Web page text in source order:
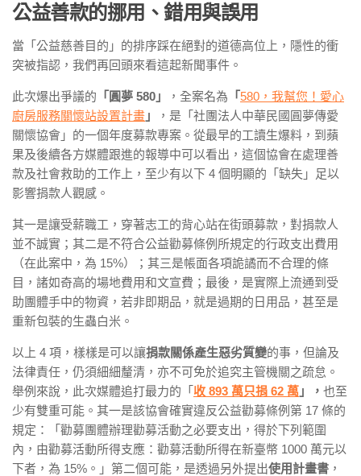
公益善款的挪用、錯用與誤用
當「公益慈善目的」的排序踩在絕對的道德高位上，隱性的衝
突被指認，我們再回頭來看這起新聞事件。
此次爆出爭議的 「圓夢 580 」 ，全案名為 「580，我幫您！愛心
廚房服務關懷站設置計畫 」
，是「社團法人中華民國圓夢傳愛
關懷協會」的一個年度募款專案。從最早的工讀生爆料，到蘋
果及後續各方媒體跟進的報導中可以看出，這個協會在處理善
款及社會救助的工作上，至少有以下 4 個明顯的「缺失」足以
影響捐款人觀感。
其一是讓受薪職工，穿著志工的背心站在街頭募款，對捐款人
並不誠實；其二是不符合公益勸募條例所規定的行政支出費用
（在此案中，為 15%）；其三是帳面各項詭譎而不合理的條
目，諸如奇高的場地費用和文宣費；最後，是實際上流通到受
助團體手中的物資，若非即期品，就是過期的日用品，甚至是
重新包裝的生蟲白米。
以上 4 項，樣樣是可以讓捐款關係產生惡劣質變的事，但論及
法律責任，仍須細細釐清，亦不可免於追究主管機關之疏怠。
舉例來說，此次媒體追打最力的「 收 893 萬只捐 62 萬 」， 也至
少有雙重可能。其一是該協會確實違反公益勸募條例第 17 條的
規定：「勸募團體辦理勸募活動之必要支出，得於下列範圍
內，由勸募活動所得支應：勸募活動所得在新臺幣 1000 萬元以
下者，為 15%。」第二個可能，是透過另外提出使用計畫書 ，